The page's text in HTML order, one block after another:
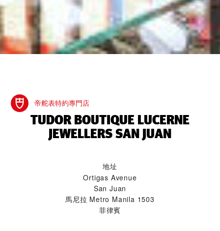
帝舵表特約專門店
‭TUDOR BOUTIQUE LUCERNE
JEWELLERS SAN JUAN‬
地址
Ortigas Avenue
San Juan
馬尼拉 Metro Manila 1503
菲律賓